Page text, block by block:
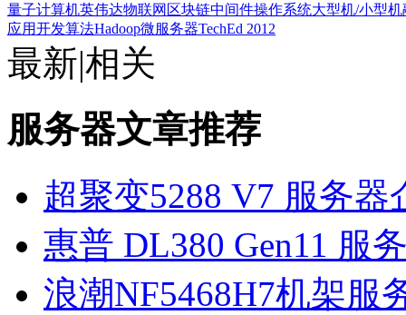
量子计算机英伟达物联网 区块链中间件操作系统大型机/小型机
应用开发算法Hadoop微服务器TechEd 2012
最新|相关
服务器文章推荐
超聚变5288 V7 服务
惠普 DL380 Gen11 服
浪潮NF5468H7机架服